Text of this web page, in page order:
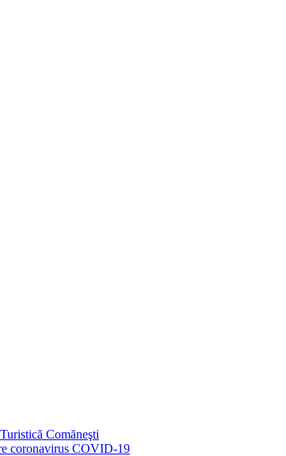
Comăneşti
coronavirus COVID-19